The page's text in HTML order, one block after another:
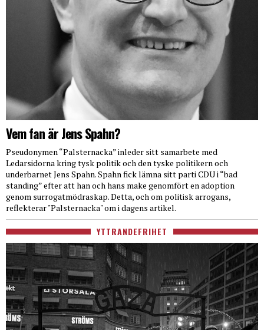
Vem fan är Jens Spahn?
Pseudonymen “Palsternacka” inleder sitt samarbete med
Ledarsidorna kring tysk politik och den tyske politikern och
underbarnet Jens Spahn. Spahn fick lämna sitt parti CDU i “bad
standing” efter att han och hans make genomfört en adoption
genom surrogatmödraskap. Detta, och om politisk arrogans,
reflekterar "Palsternacka" om i dagens artikel.
YTTRANDEFRIHET